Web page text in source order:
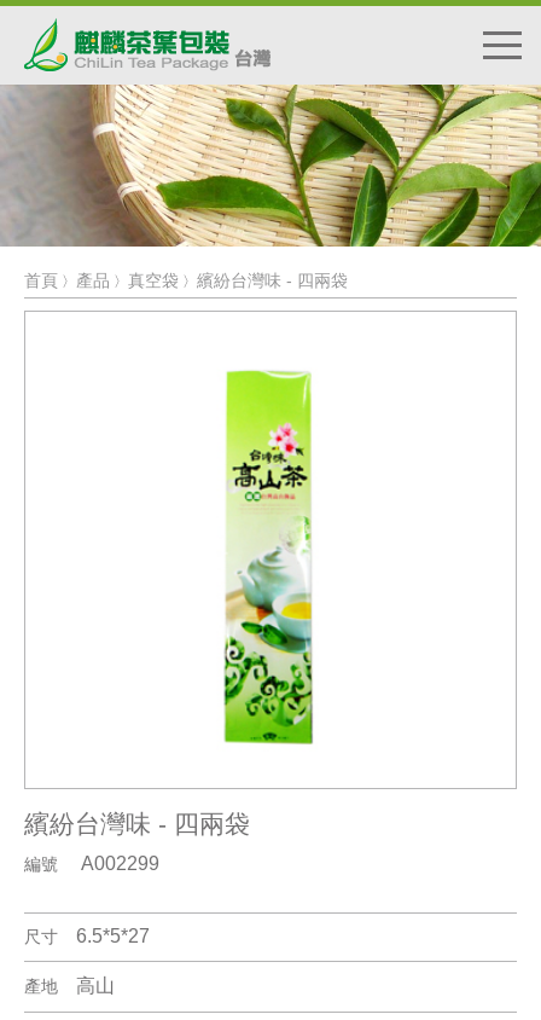
首頁 〉 產品 〉 真空袋 〉 繽紛台灣味 - 四兩袋
繽紛台灣味 - 四兩袋
編號 A002299
尺寸 6.5*5*27
產地 高山